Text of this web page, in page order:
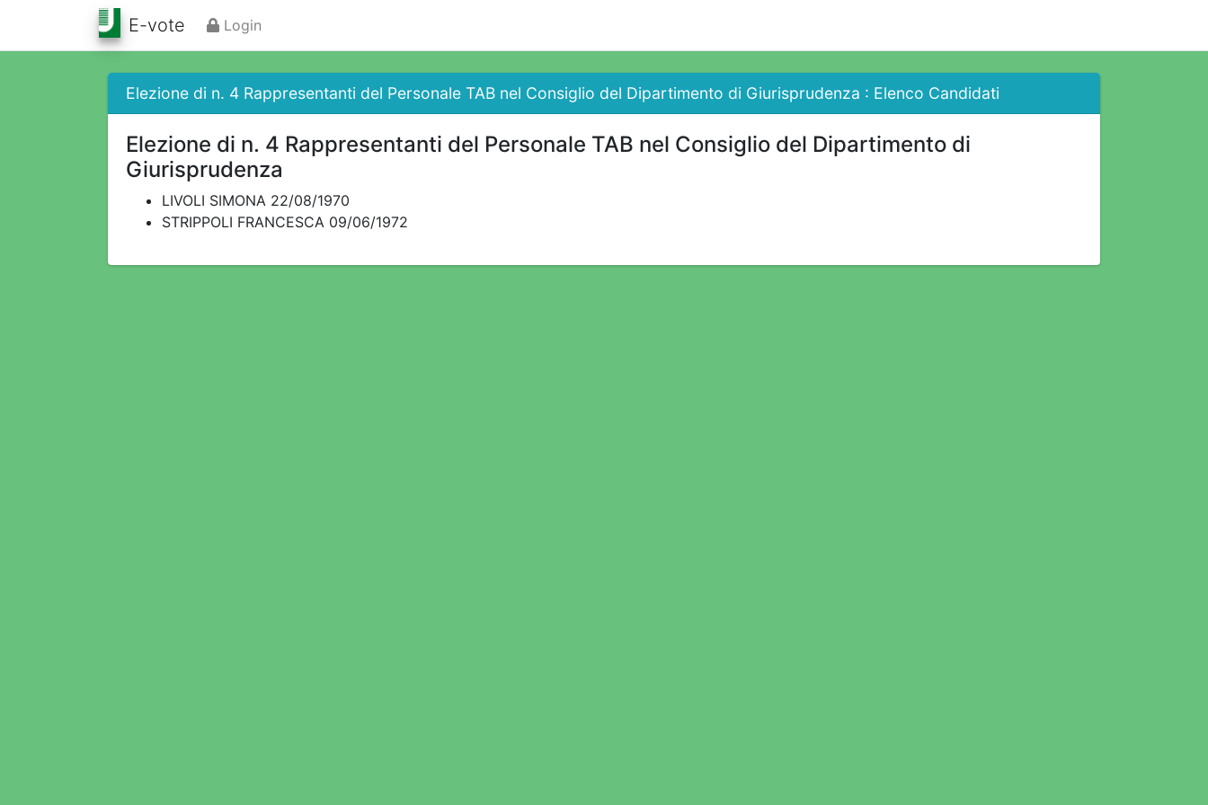
E-vote Login
Elezione di n. 4 Rappresentanti del Personale TAB nel Consiglio del Dipartimento di Giurisprudenza : Elenco Candidati
Elezione di n. 4 Rappresentanti del Personale TAB nel Consiglio del Dipartimento di
Giurisprudenza
LIVOLI SIMONA 22/08/1970
STRIPPOLI FRANCESCA 09/06/1972